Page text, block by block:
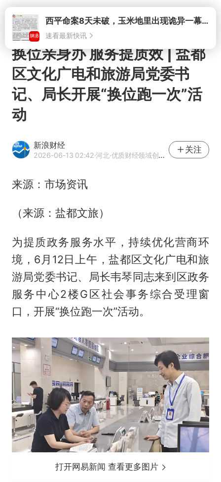
打开西平命案8天未破，玉米地里出现诡异一幕，我突然想起了欧金中
速看最新快讯
换位亲身办 服务提质效 | 盐都
区文化广电和旅游局党委书
记、局长开展“换位跑一次”活
动
新浪财经
2026-06-13 02:42·河北·优质财经领域创作者
关注
来源：市场资讯
（来源：盐都文旅）
为提质政务服务水平，持续优化营商环
境，6月12日上午，盐都区文化广电和旅
游局党委书记、局长韦琴同志来到区政务
服务中心2楼G区社会事务综合受理窗
口，开展“换位跑一次”活动。
打开网易新闻 查看更多图片